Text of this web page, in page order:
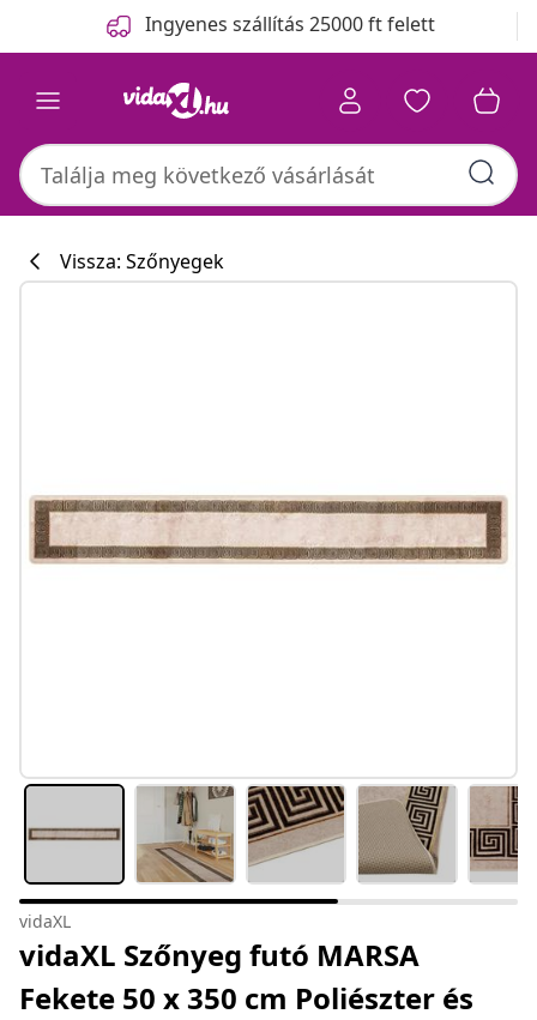
Ingyenes szállítás 25000 ft felett
Vissza: Szőnyegek
vidaXL
vidaXL Szőnyeg futó MARSA
Fekete 50 x 350 cm Poliészter és